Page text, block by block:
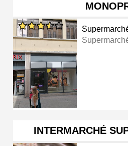
INTERMARCHÉ